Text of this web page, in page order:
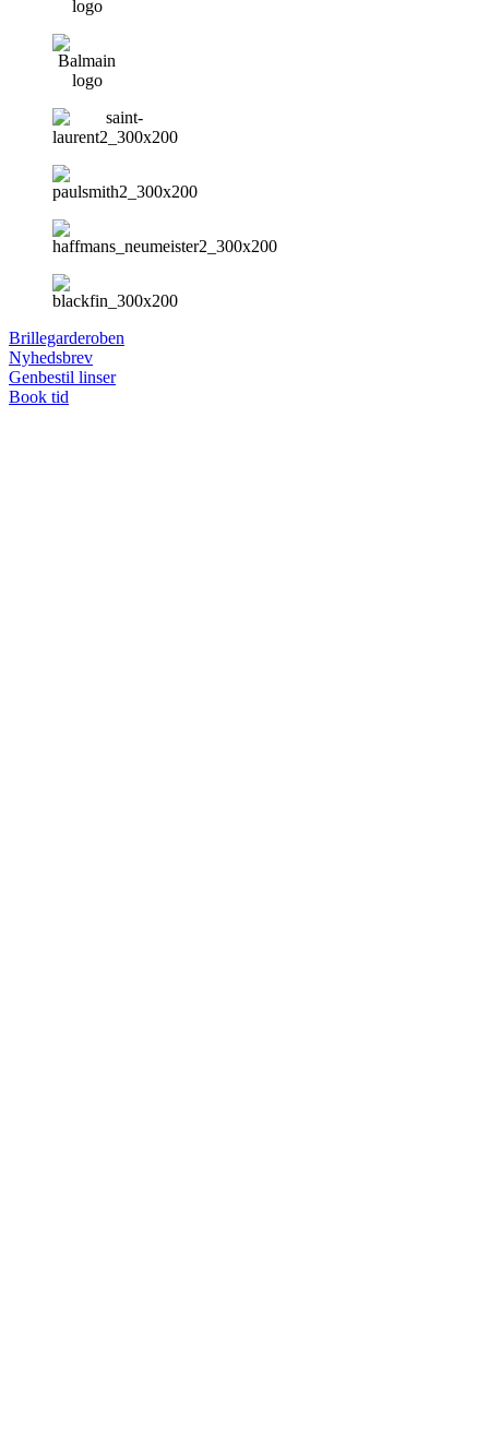
Brillegarderoben
Nyhedsbrev
Genbestil linser
Book tid